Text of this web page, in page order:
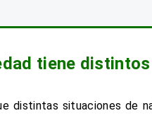
tiene
distintas situaciones de